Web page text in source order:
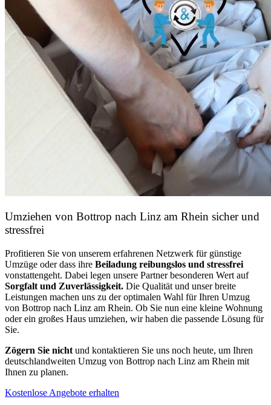
Umziehen von Bottrop nach Linz am Rhein sicher und
stressfrei
Profitieren Sie von unserem erfahrenen Netzwerk für günstige
Umzüge oder dass ihre Beiladung reibungslos und stressfrei
vonstattengeht. Dabei legen unsere Partner besonderen Wert auf
Sorgfalt und Zuverlässigkeit. Die Qualität und unser breite
Leistungen machen uns zu der optimalen Wahl für Ihren Umzug
von Bottrop nach Linz am Rhein. Ob Sie nun eine kleine Wohnung
oder ein großes Haus umziehen, wir haben die passende Lösung für
Sie.
Zögern Sie nicht und kontaktieren Sie uns noch heute, um Ihren
deutschlandweiten Umzug von Bottrop nach Linz am Rhein mit
Ihnen zu planen.
Kostenlose Angebote erhalten